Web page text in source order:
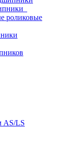
роликовые
AS/LS